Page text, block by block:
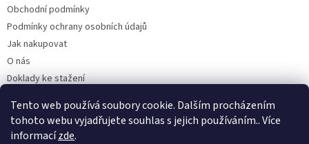
Tento web používá soubory cookie. Dalším procházením
tohoto webu vyjadřujete souhlas s jejich používáním.. Více
informacízde.
Obchodní podmínky
Podmínky ochrany osobních údajů
Jak nakupovat
O nás
Doklady ke stažení
Velkoobchod